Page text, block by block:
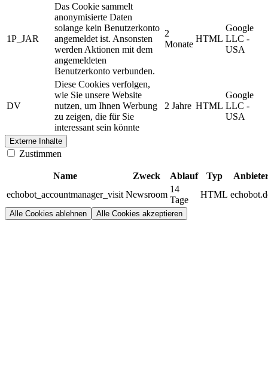
1P_JAR
Das Cookie sammelt
anonymisierte Daten
solange kein Benutzerkonto
angemeldet ist. Ansonsten
werden Aktionen mit dem
angemeldeten
Benutzerkonto verbunden.
2
Monate
HTML
Google
LLC -
USA
DV
Diese Cookies verfolgen,
wie Sie unsere Website
nutzen, um Ihnen Werbung
zu zeigen, die für Sie
interessant sein könnte
2 Jahre HTML
Google
LLC -
USA
Externe Inhalte
Zustimmen
Name Zweck Ablauf Typ
echobot_accountmanager_visit Newsroom
14
Tage
HTML
Alle Cookies ablehnen Alle Cookies akzeptieren